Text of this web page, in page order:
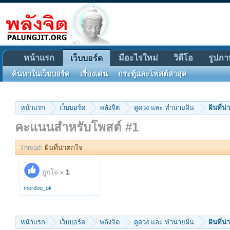
หน้าแรก เว็บบอร์ด พลังจิต ดูดวง และ ทำนายฝัน ฝันที่น่
คะแนนสำหรับโพสต์ #1
Thread: ฝันที่น่าตกใจ
ถูกใจ x 1
mordoo_ok
หน้าแรก เว็บบอร์ด พลังจิต ดูดวง และ ทำนายฝัน ฝันที่น่
หน้าแรก เว็บบอร์ด
ค้นหาในเว็บบอร์ด เรื่องเด่น กระทู้และโพสต์ล่าสุด
มีอะไรใหม่ วิดีโอ รูปภ